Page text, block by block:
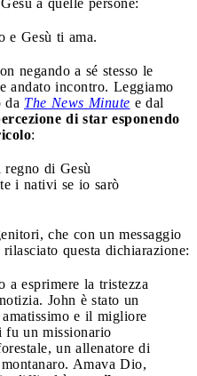
e Gesù ti ama.
negando a sé stesso le
andato incontro. Leggiamo
da The News Minute e dal
di star esponendo
:
di Gesù
i nativi se io sarò
che con un messaggio
questa dichiarazione:
esprimere la tristezza
John è stato un
e il migliore
un missionario
un allenatore di
Amava Dio,